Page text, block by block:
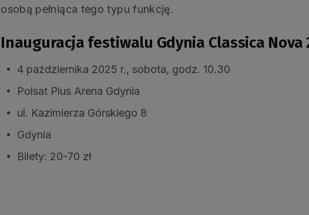
osobą pełniąca tego typu funkcję.
Inauguracja festiwalu Gdynia Classica Nova
4 października 2025 r., sobota, godz. 10.30
Polsat Plus Arena Gdynia
ul. Kazimierza Górskiego 8
Gdynia
Bilety: 20-70 zł